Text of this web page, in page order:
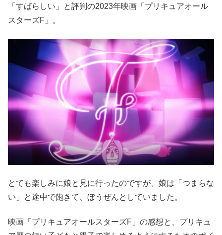
「すばらしい」と評判の2023年映画「プリキュアオール
スターズF」。
とても楽しみに娘と見に行ったのですが、娘は「つまらな
い」と途中で飽きて、ぼうぜんとしていました。
映画「プリキュアオールスターズF」の感想と、プリキュ